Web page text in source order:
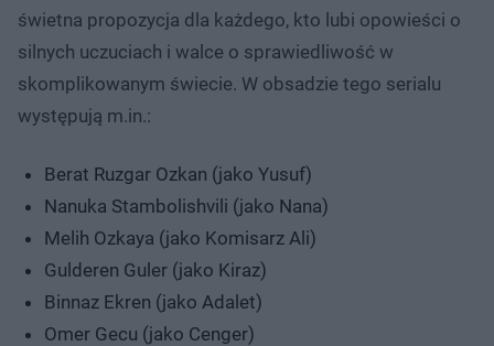
świetna propozycja dla każdego, kto lubi opowieści o
silnych uczuciach i walce o sprawiedliwość w
skomplikowanym świecie. W obsadzie tego serialu
występują m.in.:
Berat Ruzgar Ozkan (jako Yusuf)
Nanuka Stambolishvili (jako Nana)
Melih Ozkaya (jako Komisarz Ali)
Gulderen Guler (jako Kiraz)
Binnaz Ekren (jako Adalet)
Omer Gecu (jako Cenger)